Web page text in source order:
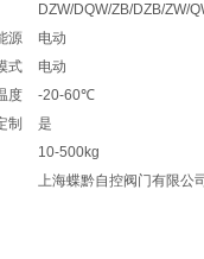
DZW/DQW/ZB/DZB/ZW/
源
电动
式
电动
度
-20-60℃
制
是
10-500kg
上海蝶黔自控阀门有限公司